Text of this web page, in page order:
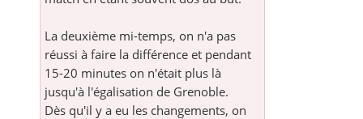
La deuxième mi-temps, on n'a pas
réussi à faire la différence et pendant
15-20 minutes on n'était plus là
jusqu'à l'égalisation de Grenoble.
Dès qu'il y a eu les changements, on